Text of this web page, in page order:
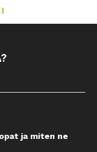
ja miten ne